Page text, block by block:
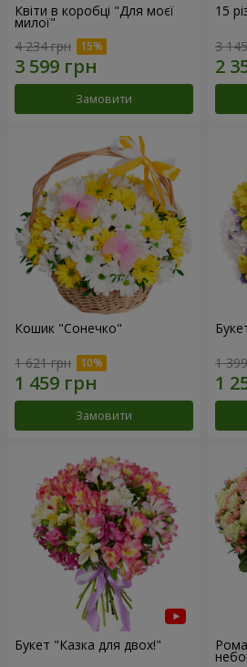
Квіти в коробці "Для моєї
милої"
4 234 грн
Замовити
15
3
Кошик "Сонечко"
1 621 грн
Замовити
1
Букет "Казка для двох!"